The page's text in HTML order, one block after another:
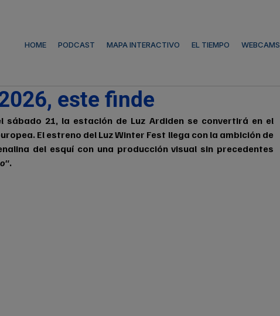
HOME PODCAST MAPA INTERACTIVO EL TIEMPO WEBCAMS
este finde
sábado 21, la estación de Luz Ardiden se convertirá en el
El estreno del Luz Winter Fest llega con la ambición de
del esquí con una producción visual sin precedentes
.